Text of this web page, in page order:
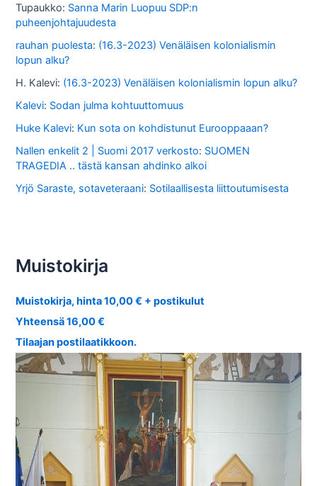
Tupaukko: Sanna Marin Luopuu SDP:n
puheenjohtajuudesta
rauhan puolesta: (16.3-2023) Venäläisen kolonialismin
lopun alku?
H. Kalevi: (16.3-2023) Venäläisen kolonialismin lopun alku?
Kalevi: Sodan julma kohtuuttomuus
Huke Kalevi: Kun sota on kohdistunut Eurooppaaan?
Nallen enkelit 2 | Suomi 2017 verkosto: SUOMEN
TRAGEDIA .. tästä kansan ahdinko alkoi
Yrjö Saraste, sotaveteraani: Sotilaallisesta liittoutumisesta
Muistokirja
Muistokirja, hinta 10,00 € + postikulut
Yhteensä 16,00 €
Tilaajan postilaatikkoon.